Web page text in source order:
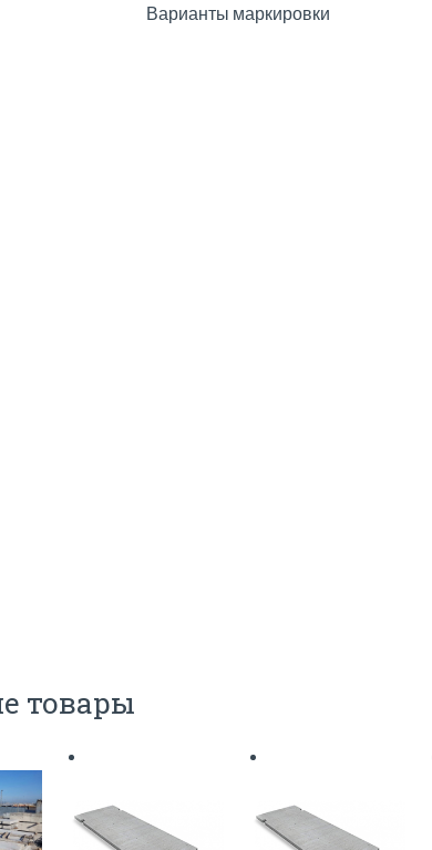
Варианты маркировки
товары